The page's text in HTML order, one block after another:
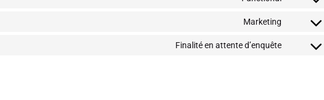
service
recaptcha
Consent
service
Marketing
Consent
service
Finalité en attente d’enquête
Consent